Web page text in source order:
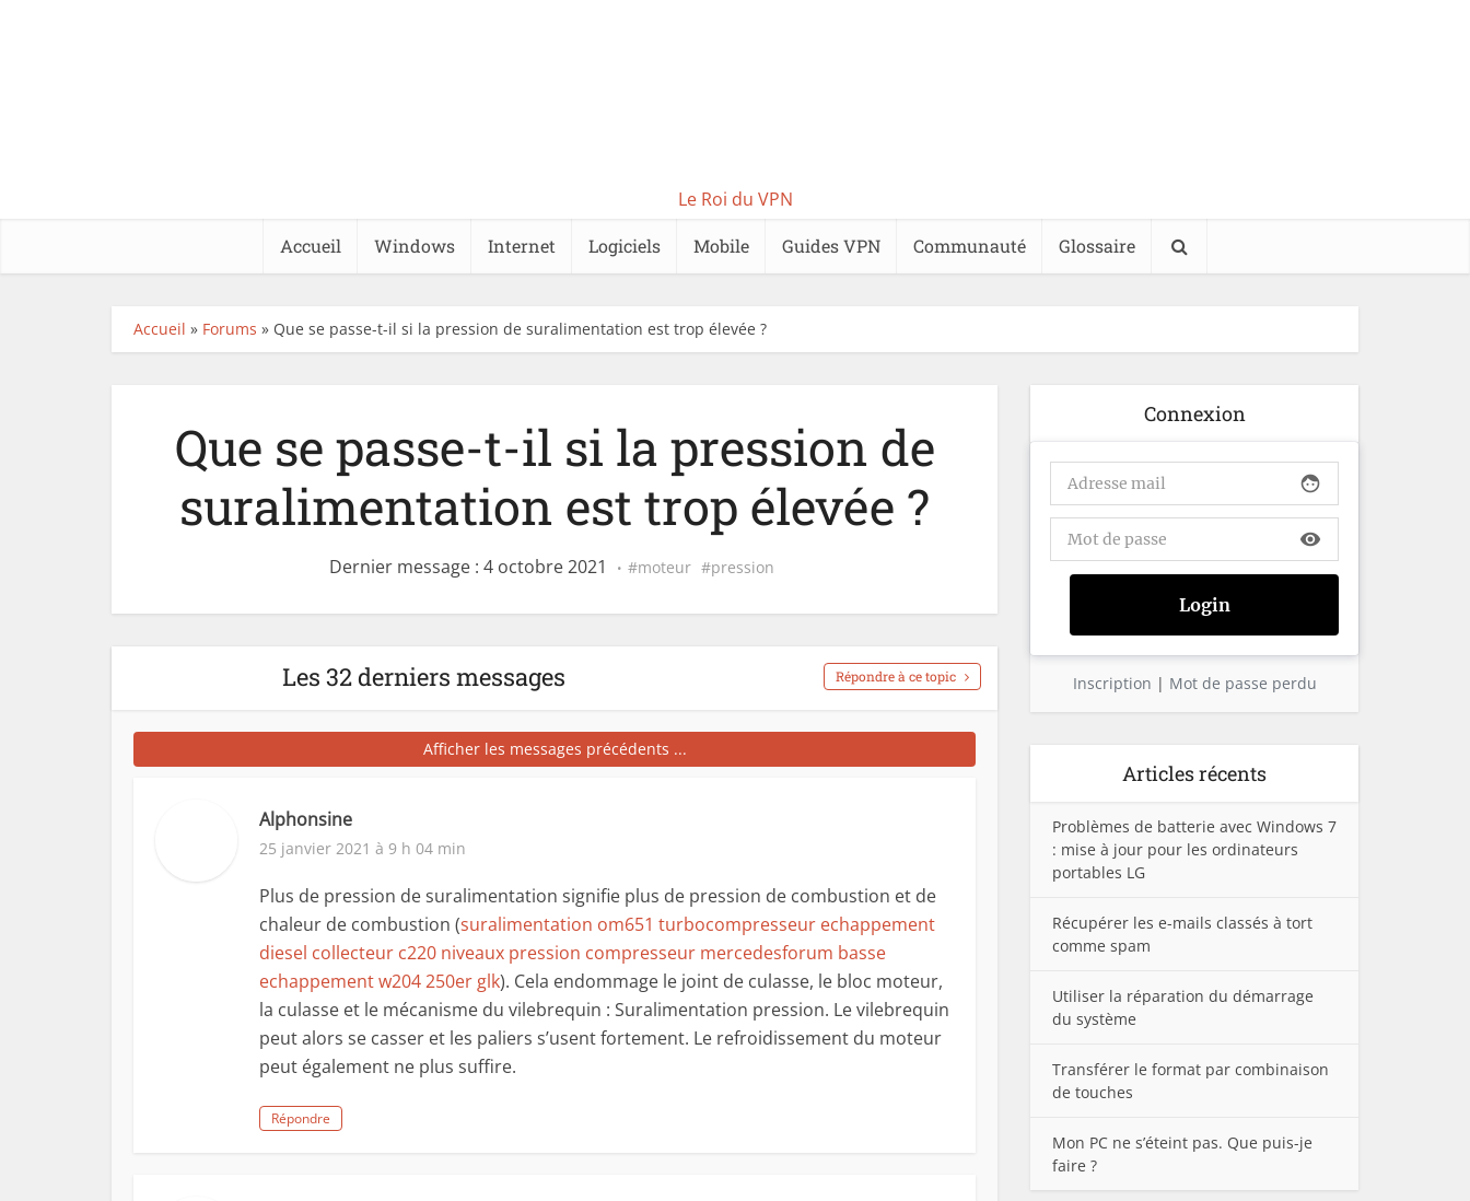
Le Roi du VPN
Accueil Windows Internet Logiciels Mobile Guides VPN Communauté Glossaire
Accueil » Forums » Que se passe-t-il si la pression de suralimentation est trop élevée ?
Que se passe-t-il si la pression de
suralimentation est trop élevée ?
Dernier message : 4 octobre 2021 moteur pression
Les 32 derniers messages Répondre à ce topic
Afficher les messages précédents ...
Alphonsine
25 janvier 2021 à 9 h 04 min
Plus de pression de suralimentation signifie plus de pression de combustion et de
chaleur de combustion (suralimentation om651 turbocompresseur echappement
diesel collecteur c220 niveaux pression compresseur mercedesforum basse
echappement w204 250er glk). Cela endommage le joint de culasse, le bloc moteur,
la culasse et le mécanisme du vilebrequin : Suralimentation pression. Le vilebrequin
peut alors se casser et les paliers s’usent fortement. Le refroidissement du moteur
peut également ne plus suffire.
Répondre
Connexion
face
visibility
Inscription | Mot de passe perdu
Articles récents
Problèmes de batterie avec Windows 7
: mise à jour pour les ordinateurs
portables LG
Récupérer les e-mails classés à tort
comme spam
Utiliser la réparation du démarrage
du système
Transférer le format par combinaison
de touches
Mon PC ne s’éteint pas. Que puis-je
faire ?